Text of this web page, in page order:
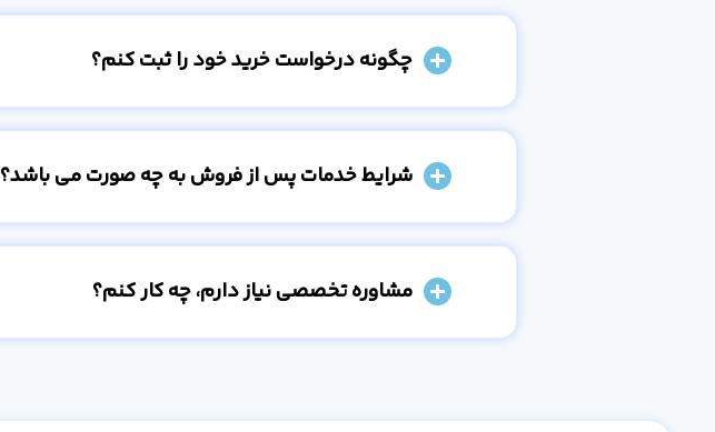
چگونه درخواست خرید خود را ثبت کنم؟
شرایط خدمات پس از فروش به چه صورت می باشد؟
مشاوره تخصصی نیاز دارم، چه کار کنم؟